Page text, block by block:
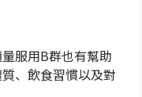
服用B群也有幫助
、飲食習慣以及對